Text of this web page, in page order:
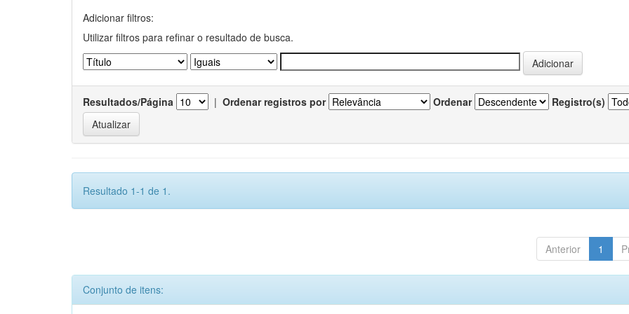
Adicionar filtros:
Utilizar filtros para refinar o resultado de busca.
Resultados/Página | Ordenar registros por Ordenar Registro(s)
Resultado 1-1 de 1.
Anterior 1
Conjunto de itens: